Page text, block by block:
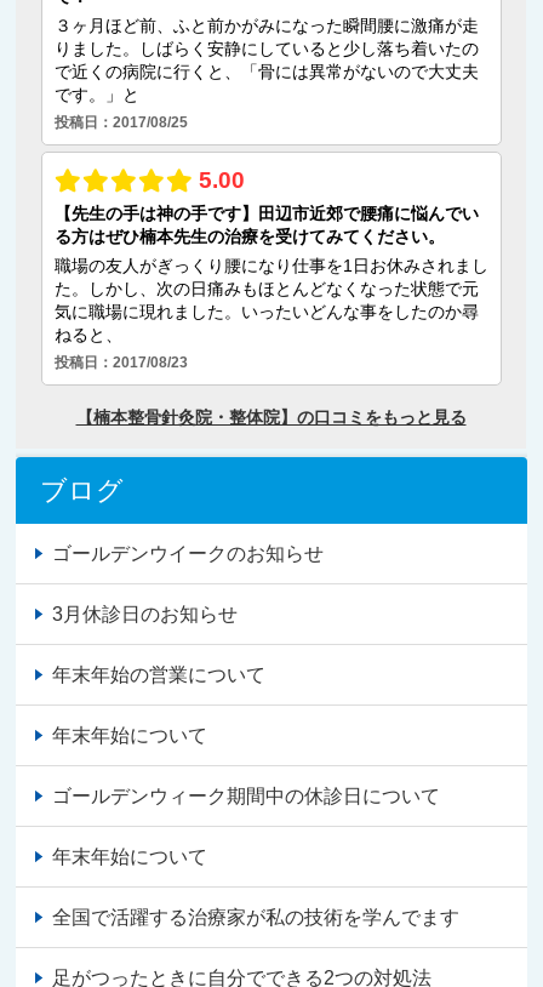
ブログ
ゴールデンウイークのお知らせ
3月休診日のお知らせ
年末年始の営業について
年末年始について
ゴールデンウィーク期間中の休診日について
年末年始について
全国で活躍する治療家が私の技術を学んでます
足がつったときに自分でできる2つの対処法